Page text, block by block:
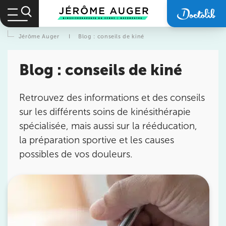
Jérôme Auger I Blog : conseils de kiné
Blog : conseils de kiné
Retrouvez des informations et des conseils
sur les différents soins de kinésithérapie
spécialisée, mais aussi sur la rééducation,
la préparation sportive et les causes
possibles de vos douleurs.